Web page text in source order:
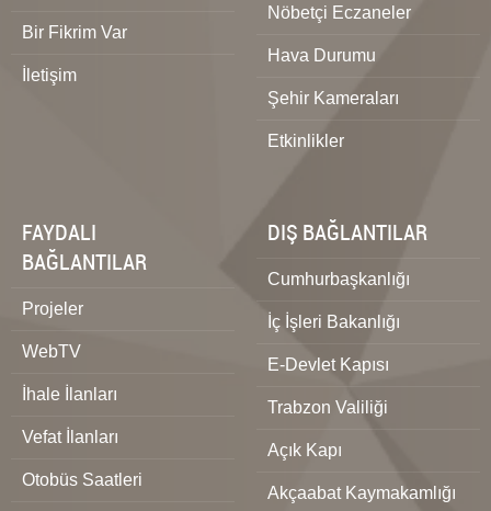
Bir Fikrim Var
İletişim
Nöbetçi Eczaneler
Hava Durumu
Şehir Kameraları
Etkinlikler
FAYDALI
BAĞLANTILAR
Projeler
WebTV
İhale İlanları
Vefat İlanları
Otobüs Saatleri
DIŞ BAĞLANTILAR
Cumhurbaşkanlığı
İç İşleri Bakanlığı
E-Devlet Kapısı
Trabzon Valiliği
Açık Kapı
Akçaabat Kaymakamlığı